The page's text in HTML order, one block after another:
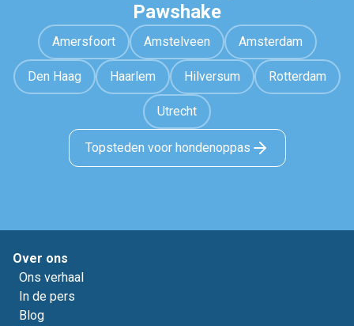
Pawshake
Amersfoort Amstelveen Amsterdam
Den Haag Haarlem Hilversum Rotterdam
Utrecht
Topsteden voor hondenoppas
Over ons
Ons verhaal
In de pers
Blog